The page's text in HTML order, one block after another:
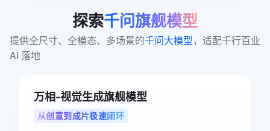
探索千问旗舰模型
提供全尺寸、全模态、多场景的千问大模型，适配千行百业
AI 落地
万相-视觉生成旗舰模型
从创意到成片极速闭环